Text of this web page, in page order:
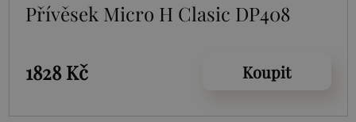
Přívěsek Micro H Clasic DP408
1828 Kč Koupit